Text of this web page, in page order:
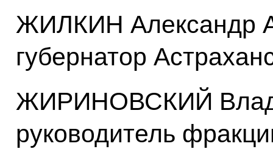
ЖИЛКИН Александр
губернатор
ЖИРИНОВСКИЙ
руководитель